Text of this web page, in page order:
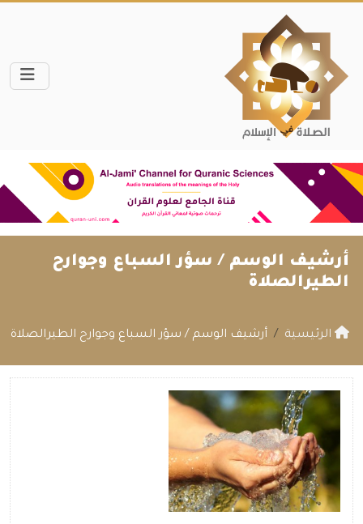
أرشيف الوسم / سؤر السباع وجوارح
الطيرالصلاة
الرئيسية أرشيف الوسم / سؤر السباع وجوارح الطيرالصلاة